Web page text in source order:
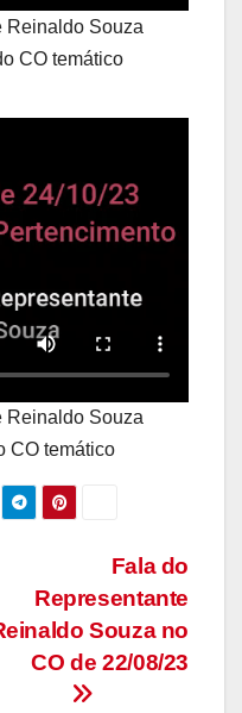
Reinaldo Souza
CO temático
Reinaldo Souza
CO temático
Fala do
Representante
Souza no
CO de 22/08/23